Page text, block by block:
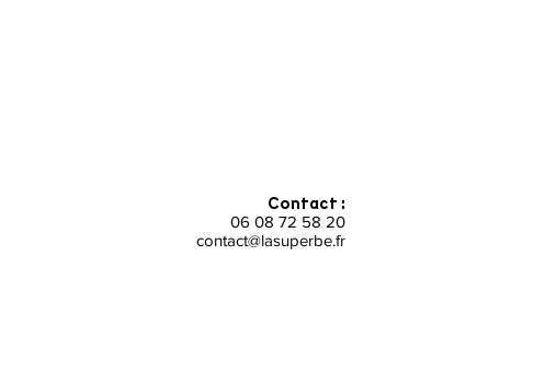
Contact :
06 08 72 58 20
contact@lasuperbe.fr